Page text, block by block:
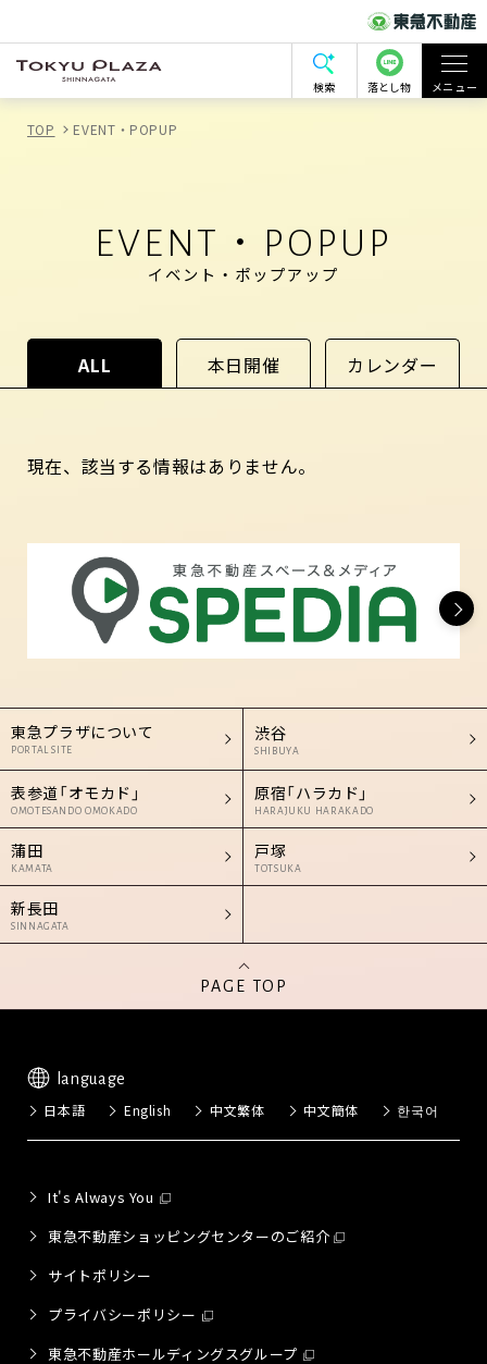
検索 落とし物 メニュー
TOP EVENT・POPUP
EVENT・POPUP
イベント・ポップアップ
ALL 本日開催 カレンダー
現在、該当する情報はありません。
東急プラザについて
PORTAL SITE
渋谷
SHIBUYA
表参道「オモカド」
OMOTESANDO OMOKADO
原宿「ハラカド」
HARAJUKU HARAKADO
蒲田
KAMATA
戸塚
TOTSUKA
新長田
SINNAGATA
PAGE TOP
language
日本語 English 中文繁体 中文簡体 한국어
It's Always You
東急不動産ショッピングセンターのご紹介
サイトポリシー
プライバシーポリシー
東急不動産ホールディングスグループ